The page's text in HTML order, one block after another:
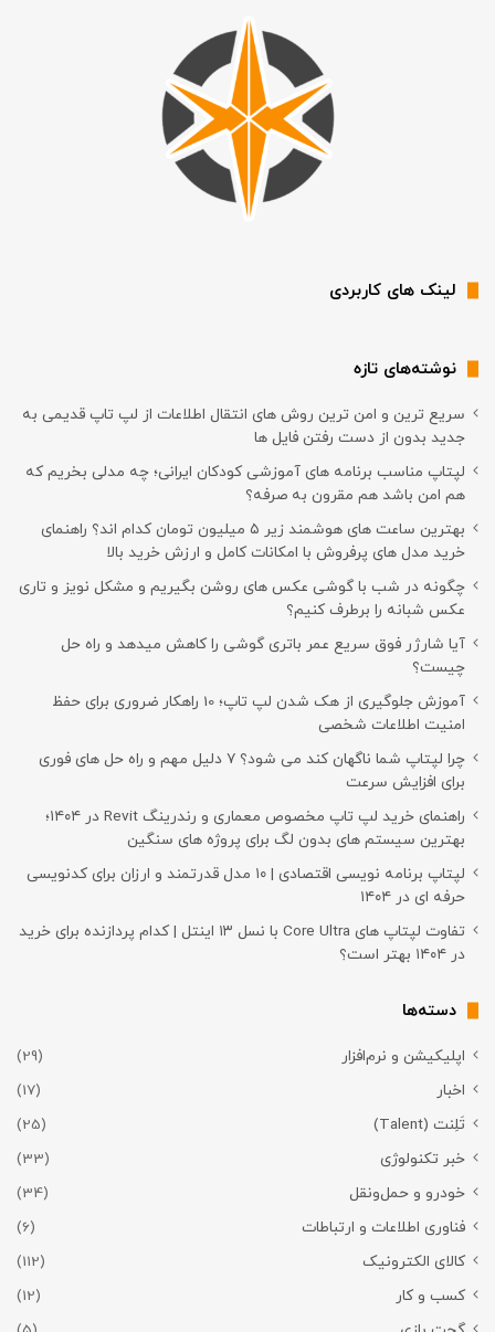
لینک های کاربردی
نوشته‌های تازه
سریع ترین و امن ترین روش های انتقال اطلاعات از لپ تاپ قدیمی به
جدید بدون از دست رفتن فایل ها
لپتاپ مناسب برنامه های آموزشی کودکان ایرانی؛ چه مدلی بخریم که
هم امن باشد هم مقرون به صرفه؟
بهترین ساعت های هوشمند زیر ۵ میلیون تومان کدام اند؟ راهنمای
خرید مدل های پرفروش با امکانات کامل و ارزش خرید بالا
چگونه در شب با گوشی عکس های روشن بگیریم و مشکل نویز و تاری
عکس شبانه را برطرف کنیم؟
آیا شارژر فوق سریع عمر باتری گوشی را کاهش میدهد و راه حل
چیست؟
آموزش جلوگیری از هک شدن لپ تاپ؛ 10 راهکار ضروری برای حفظ
امنیت اطلاعات شخصی
چرا لپتاپ شما ناگهان کند می شود؟ ۷ دلیل مهم و راه حل های فوری
برای افزایش سرعت
راهنمای خرید لپ تاپ مخصوص معماری و رندرینگ Revit در ۱۴۰۴؛
بهترین سیستم های بدون لگ برای پروژه های سنگین
لپتاپ برنامه نویسی اقتصادی | ۱۰ مدل قدرتمند و ارزان برای کدنویسی
حرفه ای در ۱۴۰۴
تفاوت لپتاپ های Core Ultra با نسل ۱۳ اینتل | کدام پردازنده برای خرید
در ۱۴۰۴ بهتر است؟
دسته‌ها
اپلیکیشن و نرم‌افزار
(29)
اخبار
(17)
تَلِنت (Talent)
(25)
خبر تکنولوژی
(33)
خودرو و حمل‌و‌نقل
(34)
فناوری اطلاعات و ارتباطات
(6)
کالای الکترونیک
(112)
کسب و کار
(12)